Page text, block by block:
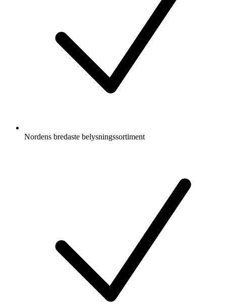
Nordens bredaste belysningssortiment